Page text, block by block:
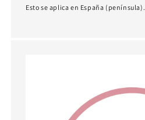
Esto se aplica en España (península).